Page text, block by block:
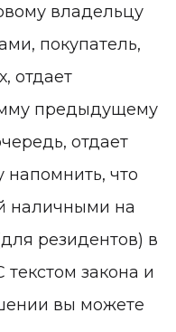
владельцу
покупатель,
отдает
предыдущему
отдает
напомнить, что
наличными на
резидентов) в
закона и
вы можете